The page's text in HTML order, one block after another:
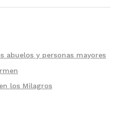
abuelos y personas mayores
los Milagros